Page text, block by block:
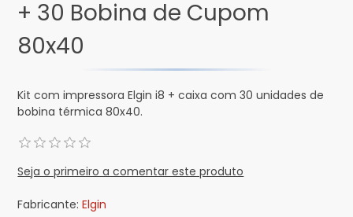
+ 30 Bobina de Cupom
80x40
Kit com impressora Elgin i8 + caixa com 30 unidades de
bobina térmica 80x40.
Seja o primeiro a comentar este produto
Fabricante: Elgin